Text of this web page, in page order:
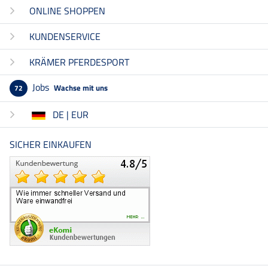
ONLINE SHOPPEN
KUNDENSERVICE
KRÄMER PFERDESPORT
72 Jobs Wachse mit uns
DE | EUR
SICHER EINKAUFEN